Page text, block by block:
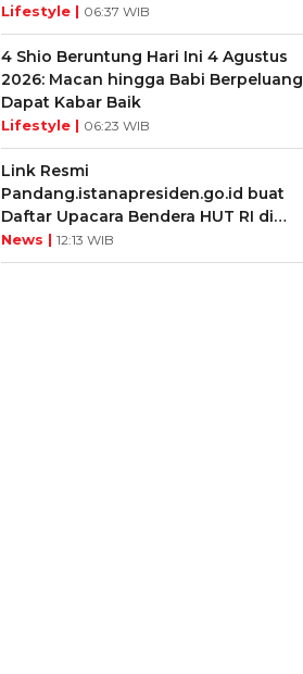
Lifestyle | 06:37 WIB
4 Shio Beruntung Hari Ini 4 Agustus
2026: Macan hingga Babi Berpeluang
Dapat Kabar Baik
Lifestyle | 06:23 WIB
Link Resmi
Pandang.istanapresiden.go.id buat
Daftar Upacara Bendera HUT RI di
Istana Negara
News | 12:13 WIB